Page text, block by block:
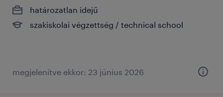
határozatlan idejű
szakiskolai végzettség / technical school
megjelenítve ekkor: 23 június 2026